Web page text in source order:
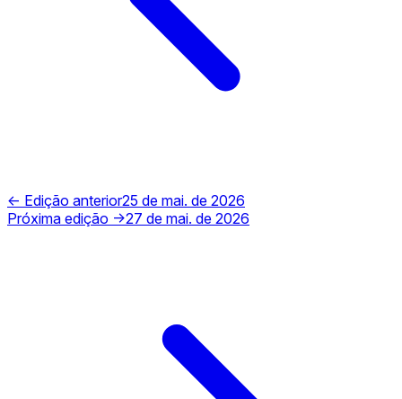
← Edição anterior25 de mai. de 2026
Próxima edição →27 de mai. de 2026